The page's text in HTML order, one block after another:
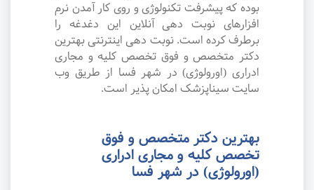
بوده که پیشرفت تکنولوژی و روی کار آمدن نرم
افزارهای نوبت دهی آنلاین این دغدغه را
برطرف کرده است. نوبت دهی اینترنتی بهترین
دکتر متخصص و فوق تخصص کلیه و مجاری
ادراری (اورولوژی) در شهر فسا از طریق وب
سایت سیناپزشک امکان پذیر است.
بهترین دکتر متخصص و فوق
تخصص کلیه و مجاری ادراری
(اورولوژی) در شهر فسا